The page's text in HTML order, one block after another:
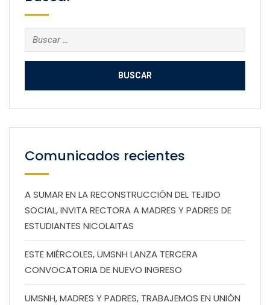
Buscar:
Comunicados recientes
A SUMAR EN LA RECONSTRUCCIÓN DEL TEJIDO
SOCIAL, INVITA RECTORA A MADRES Y PADRES DE
ESTUDIANTES NICOLAITAS
ESTE MIÉRCOLES, UMSNH LANZA TERCERA
CONVOCATORIA DE NUEVO INGRESO
UMSNH, MADRES Y PADRES, TRABAJEMOS EN UNIÓN